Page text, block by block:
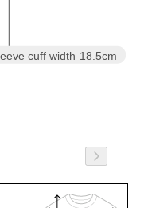
cuff width 18.5cm